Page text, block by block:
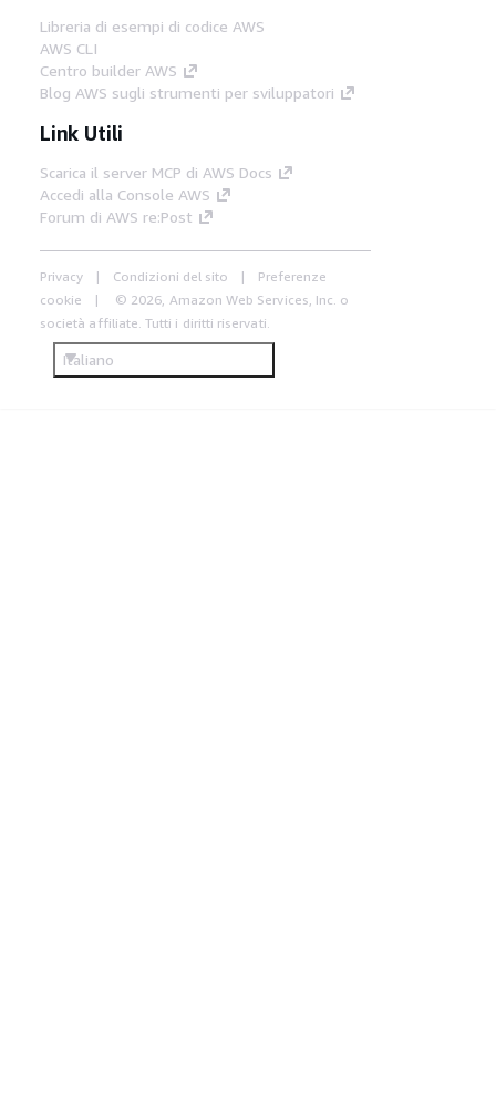
Libreria di esempi di codice AWS
AWS CLI
Centro builder AWS
Blog AWS sugli strumenti per sviluppatori
Link Utili
Scarica il server MCP di AWS Docs
Accedi alla Console AWS
Forum di AWS re:Post
Privacy Condizioni del sito
Preferenze
cookie
© 2026, Amazon Web Services, Inc. o
società affiliate. Tutti i diritti riservati.
Italiano